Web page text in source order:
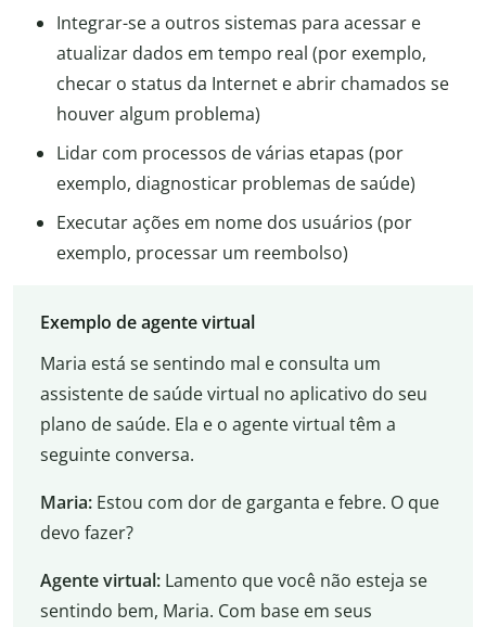
Integrar-se a outros sistemas para acessar e
atualizar dados em tempo real (por exemplo,
checar o status da Internet e abrir chamados se
houver algum problema)
Lidar com processos de várias etapas (por
exemplo, diagnosticar problemas de saúde)
Executar ações em nome dos usuários (por
exemplo, processar um reembolso)
Exemplo de agente virtual
Maria está se sentindo mal e consulta um
assistente de saúde virtual no aplicativo do seu
plano de saúde. Ela e o agente virtual têm a
seguinte conversa.
Maria:Estou com dor de garganta e febre. O que
devo fazer?
Agente virtual: Lamento que você não esteja se
sentindo bem, Maria. Com base em seus